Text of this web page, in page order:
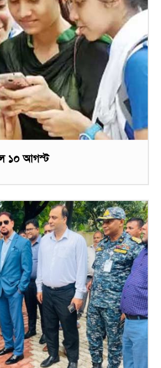
১০ আগস্ট